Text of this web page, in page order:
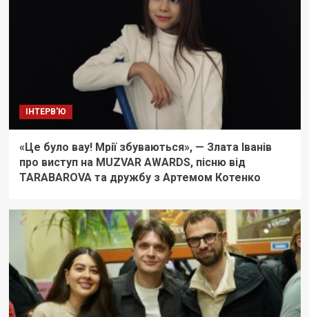
ІНТЕРВ'Ю
«Це було вау! Мрії збуваються», — Злата Іванів
про виступ на MUZVAR AWARDS, пісню від
TARABAROVA та дружбу з Артемом Котенко